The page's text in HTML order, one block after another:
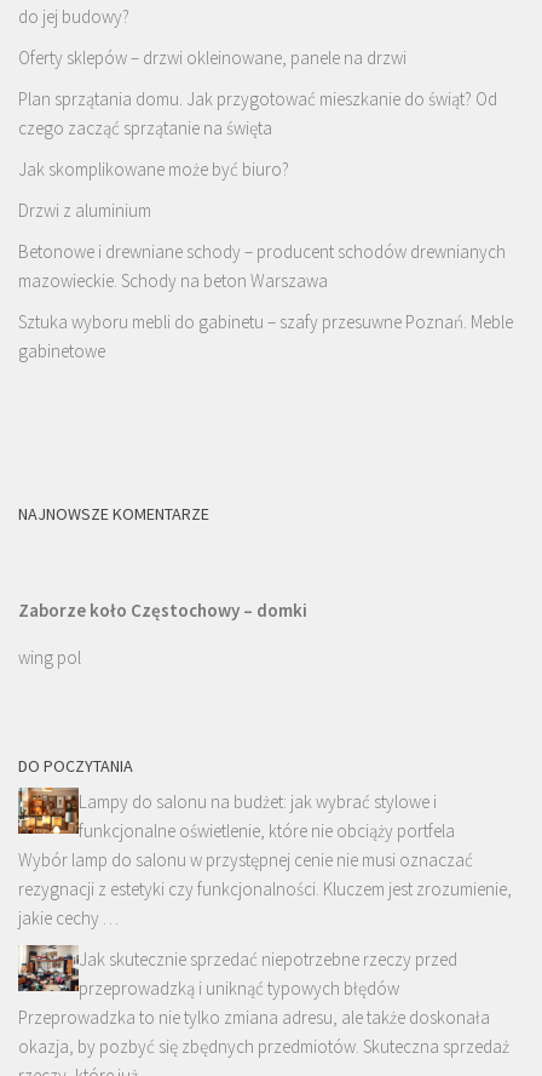
do jej budowy?
Oferty sklepów – drzwi okleinowane, panele na drzwi
Plan sprzątania domu. Jak przygotować mieszkanie do świąt? Od
czego zacząć sprzątanie na święta
Jak skomplikowane może być biuro?
Drzwi z aluminium
Betonowe i drewniane schody – producent schodów drewnianych
mazowieckie. Schody na beton Warszawa
Sztuka wyboru mebli do gabinetu – szafy przesuwne Poznań. Meble
gabinetowe
NAJNOWSZE KOMENTARZE
Zaborze koło Częstochowy – domki
wing pol
DO POCZYTANIA
Lampy do salonu na budżet: jak wybrać stylowe i
funkcjonalne oświetlenie, które nie obciąży portfela
Wybór lamp do salonu w przystępnej cenie nie musi oznaczać
rezygnacji z estetyki czy funkcjonalności. Kluczem jest zrozumienie,
jakie cechy …
Jak skutecznie sprzedać niepotrzebne rzeczy przed
przeprowadzką i uniknąć typowych błędów
Przeprowadzka to nie tylko zmiana adresu, ale także doskonała
okazja, by pozbyć się zbędnych przedmiotów. Skuteczna sprzedaż